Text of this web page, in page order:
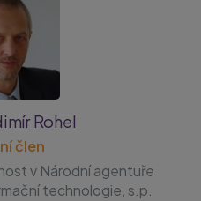
Rohel
člen
v Národní agentuře
technologie, s.p.